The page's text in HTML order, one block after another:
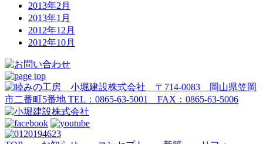
2013年2月
2013年1月
2012年12月
2012年10月